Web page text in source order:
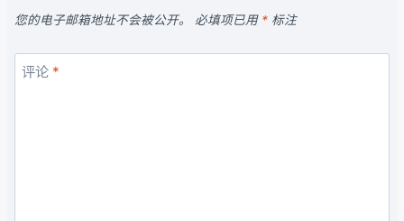
您的电子邮箱地址不会被公开。 必填项已用 * 标注
评论 *